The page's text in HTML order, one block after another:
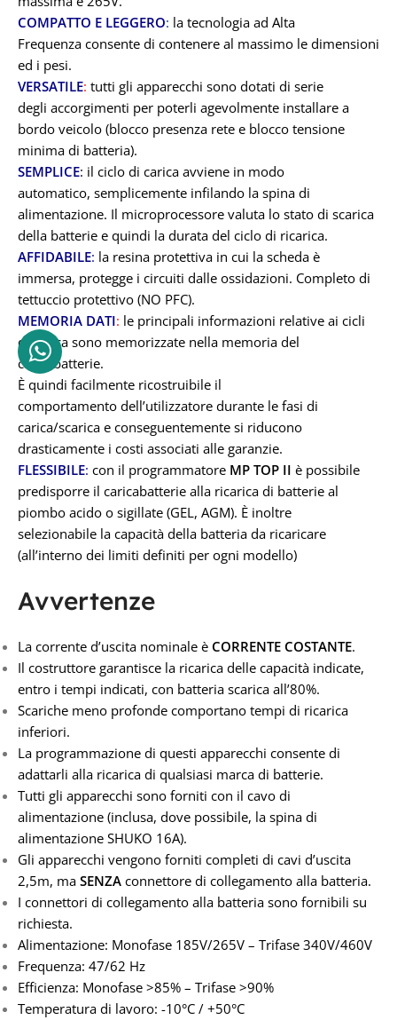
COMPATTO E LEGGERO: la tecnologia ad Alta
Frequenza consente di contenere al massimo le dimensioni
ed i pesi.
VERSATILE: tutti gli apparecchi sono dotati di serie
degli accorgimenti per poterli agevolmente installare a
bordo veicolo (blocco presenza rete e blocco tensione
minima di batteria).
SEMPLICE: il ciclo di carica avviene in modo
automatico, semplicemente infilando la spina di
alimentazione. Il microprocessore valuta lo stato di scarica
della batterie e quindi la durata del ciclo di ricarica.
AFFIDABILE: la resina protettiva in cui la scheda è
immersa, protegge i circuiti dalle ossidazioni. Completo di
tettuccio protettivo (NO PFC).
MEMORIA DATI: le principali informazioni relative ai cicli
di carica sono memorizzate nella memoria del
caricabatterie.
È quindi facilmente ricostruibile il
comportamento dell’utilizzatore durante le fasi di
carica/scarica e conseguentemente si riducono
drasticamente i costi associati alle garanzie.
FLESSIBILE: con il programmatore MP TOP II è possibile
predisporre il caricabatterie alla ricarica di batterie al
piombo acido o sigillate (GEL, AGM). È inoltre
selezionabile la capacità della batteria da ricaricare
(all’interno dei limiti definiti per ogni modello)
Avvertenze
La corrente d’uscita nominale è CORRENTE COSTANTE.
Il costruttore garantisce la ricarica delle capacità indicate,
entro i tempi indicati, con batteria scarica all’80%.
Scariche meno profonde comportano tempi di ricarica
inferiori.
La programmazione di questi apparecchi consente di
adattarli alla ricarica di qualsiasi marca di batterie.
Tutti gli apparecchi sono forniti con il cavo di
alimentazione (inclusa, dove possibile, la spina di
alimentazione SHUKO 16A).
Gli apparecchi vengono forniti completi di cavi d’uscita
2,5m, ma SENZA connettore di collegamento alla batteria.
I connettori di collegamento alla batteria sono fornibili su
richiesta.
Alimentazione: Monofase 185V/265V – Trifase 340V/460V
Frequenza: 47/62 Hz
Efficienza: Monofase >85% – Trifase >90%
Temperatura di lavoro: -10°C / +50°C